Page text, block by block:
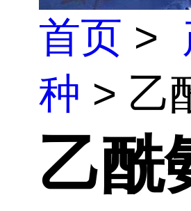
首页 >
种 > 乙
乙酰